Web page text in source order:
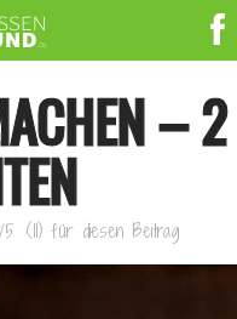
– 2
5 (11) für diesen Beitrag